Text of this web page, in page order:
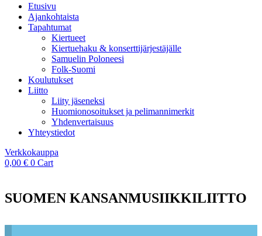
Etusivu
Ajankohtaista
Tapahtumat
Kiertueet
Kiertuehaku & konserttijärjestäjälle
Samuelin Poloneesi
Folk-Suomi
Koulutukset
Liitto
Liity jäseneksi
Huomionosoitukset ja pelimannimerkit
Yhdenvertaisuus
Yhteystiedot
Verkkokauppa
0,00 € 0 Cart
SUOMEN KANSANMUSIIKKILIITTO